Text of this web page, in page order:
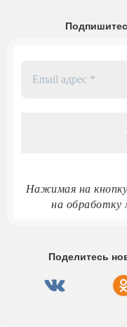
Нажимая на
на обработку
Поделитесь